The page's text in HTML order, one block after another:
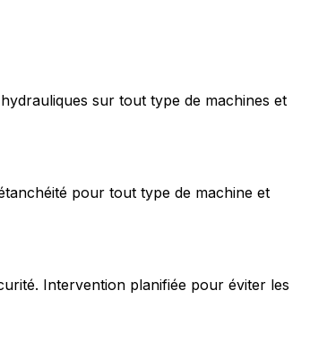
sur tout type de machines et
pour tout type de machine et
Intervention planifiée pour éviter les